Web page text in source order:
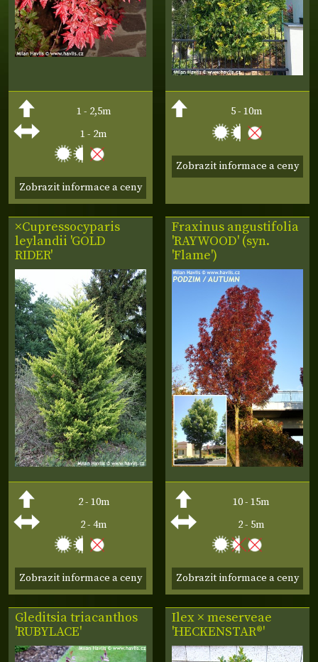
1 - 2,5m
1 - 2m
Zobrazit informace a ceny
5 - 10m
Zobrazit informace a ceny
×Cupressocyparis
leylandii 'GOLD
RIDER'
2 - 10m
2 - 4m
Zobrazit informace a ceny
Fraxinus angustifolia
'RAYWOOD' (syn.
'Flame')
10 - 15m
2 - 5m
Zobrazit informace a ceny
Gleditsia triacanthos
'RUBYLACE'
Ilex × meserveae
'HECKENSTAR®'